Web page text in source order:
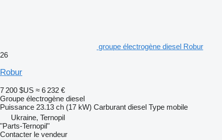
groupe électrogène diesel Robur
26
Robur
7 200 $US ≈ 6 232 €
Groupe électrogène diesel
Puissance 23.13 ch (17 kW) Carburant diesel Type mobile
Ukraine, Ternopil
"Parts-Ternopil"
Contacter le vendeur